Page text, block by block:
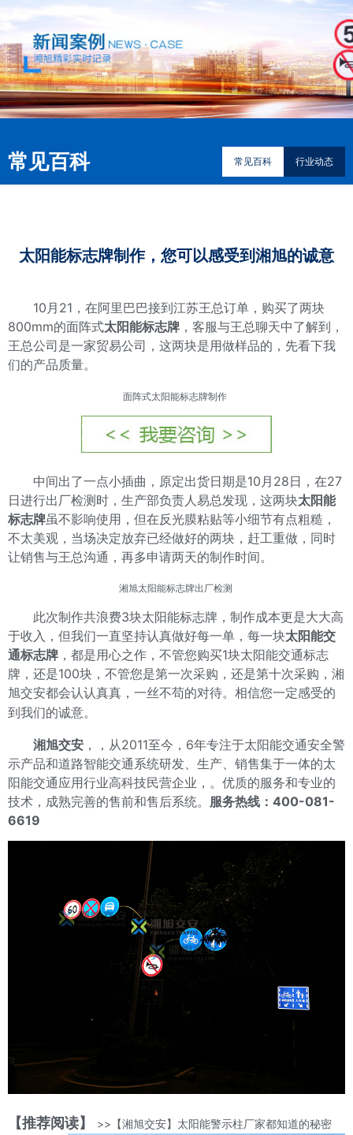
常见百科 常见百科 行业动态
太阳能标志牌制作，您可以感受到湘旭的诚意
10月21，在阿里巴巴接到江苏王总订单，购买了两块
800mm的面阵式太阳能标志牌 ，客服与王总聊天中了解到，
王总公司是一家贸易公司，这两块是用做样品的，先看下我
们的产品质量。
面阵式太阳能标志牌制作
中间出了一点小插曲，原定出货日期是10月28日，在27
日进行出厂检测时，生产部负责人易总发现，这两块太阳能
标志牌虽不影响使用，但在反光膜粘贴等小细节有点粗糙，
不太美观，当场决定放弃已经做好的两块，赶工重做，同时
让销售与王总沟通，再多申请两天的制作时间。
湘旭太阳能标志牌出厂检测
此次制作共浪费3块太阳能标志牌，制作成本更是大大高
于收入，但我们一直坚持认真做好每一单，每一块太阳能交
通标志牌 ，都是用心之作，不管您购买1块太阳能交通标志
牌，还是100块，不管您是第一次采购，还是第十次采购，湘
旭交安都会认认真真，一丝不苟的对待。相信您一定感受的
到我们的诚意。
湘旭交安 ，，从2011至今，6年专注于太阳能交通安全警
示产品和道路智能交通系统研发、生产、销售集于一体的太
阳能交通应用行业高科技民营企业，。优质的服务和专业的
技术，成熟完善的售前和售后系统。 服务热线：400-081-
6619
【推荐阅读】
>>【湘旭交安】太阳能警示柱厂家都知道的秘密